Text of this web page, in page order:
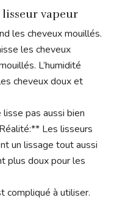
vapeur
les cheveux mouillés.
les cheveux
L’humidité
cheveux doux et
pas aussi bien
Les lisseurs
un lissage tout aussi
plus doux pour les
compliqué à utiliser.